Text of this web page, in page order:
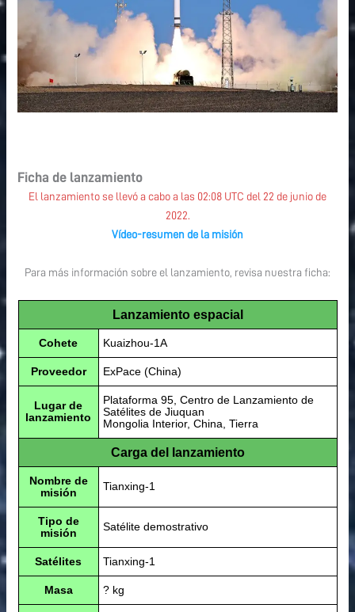
Ficha de lanzamiento
El lanzamiento se llevó a cabo a las 02:08 UTC del 22 de junio de
2022.
Vídeo-resumen de la misión
Para más información sobre el lanzamiento, revisa nuestra ficha:
Lanzamiento espacial
Cohete Kuaizhou-1A
Proveedor ExPace (China)
Lugar de
lanzamiento
Plataforma 95, Centro de Lanzamiento de
Satélites de Jiuquan
Mongolia Interior, China, Tierra
Carga del lanzamiento
Nombre de
misión
Tianxing-1
Tipo de
misión
Satélite demostrativo
Satélites Tianxing-1
Masa ? kg